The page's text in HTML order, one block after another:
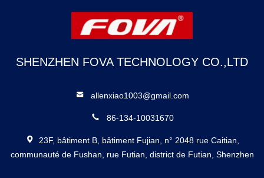
SHENZHEN FOVA TECHNOLOGY CO.,LTD
allenxiao1003@gmail.com
86-134-10031670
23F, bâtiment B, bâtiment Fujian, n° 2048 rue Caitian,
communauté de Fushan, rue Futian, district de Futian, Shenzhen